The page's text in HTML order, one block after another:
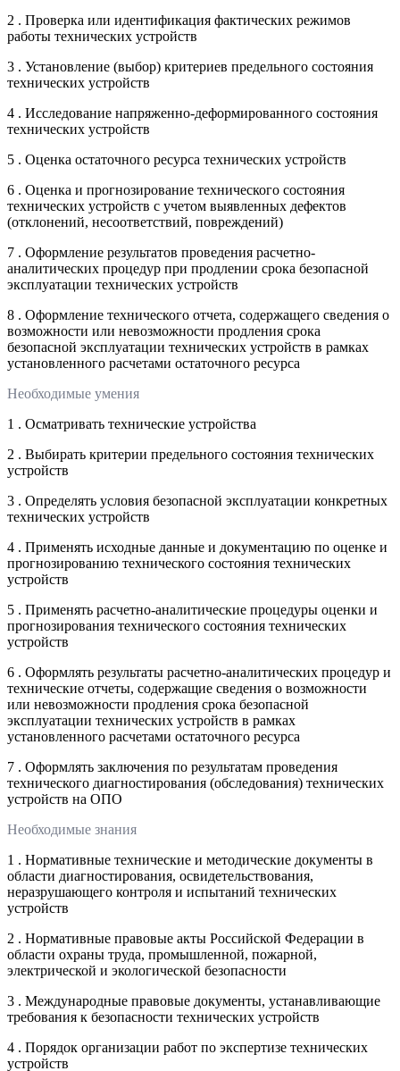
2 . Проверка или идентификация фактических режимов
работы технических устройств
3 . Установление (выбор) критериев предельного состояния
технических устройств
4 . Исследование напряженно-деформированного состояния
технических устройств
5 . Оценка остаточного ресурса технических устройств
6 . Оценка и прогнозирование технического состояния
технических устройств с учетом выявленных дефектов
(отклонений, несоответствий, повреждений)
7 . Оформление результатов проведения расчетно-
аналитических процедур при продлении срока безопасной
эксплуатации технических устройств
8 . Оформление технического отчета, содержащего сведения о
возможности или невозможности продления срока
безопасной эксплуатации технических устройств в рамках
установленного расчетами остаточного ресурса
Необходимые умения
1 . Осматривать технические устройства
2 . Выбирать критерии предельного состояния технических
устройств
3 . Определять условия безопасной эксплуатации конкретных
технических устройств
4 . Применять исходные данные и документацию по оценке и
прогнозированию технического состояния технических
устройств
5 . Применять расчетно-аналитические процедуры оценки и
прогнозирования технического состояния технических
устройств
6 . Оформлять результаты расчетно-аналитических процедур и
технические отчеты, содержащие сведения о возможности
или невозможности продления срока безопасной
эксплуатации технических устройств в рамках
установленного расчетами остаточного ресурса
7 . Оформлять заключения по результатам проведения
технического диагностирования (обследования) технических
устройств на ОПО
Необходимые знания
1 . Нормативные технические и методические документы в
области диагностирования, освидетельствования,
неразрушающего контроля и испытаний технических
устройств
2 . Нормативные правовые акты Российской Федерации в
области охраны труда, промышленной, пожарной,
электрической и экологической безопасности
3 . Международные правовые документы, устанавливающие
требования к безопасности технических устройств
4 . Порядок организации работ по экспертизе технических
устройств